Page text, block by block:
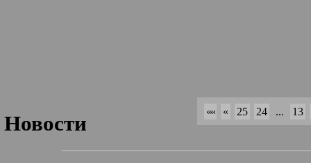
«« « 25 24 ... 13
Новости